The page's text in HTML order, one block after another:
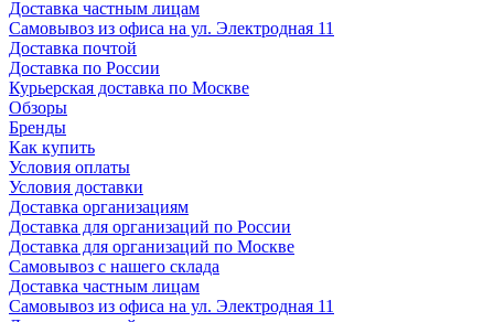
Доставка частным лицам
Самовывоз из офиса на ул. Электродная 11
Доставка почтой
Доставка по России
Курьерская доставка по Москве
Обзоры
Бренды
Как купить
Условия оплаты
Условия доставки
Доставка организациям
Доставка для организаций по России
Доставка для организаций по Москве
Самовывоз с нашего склада
Доставка частным лицам
Самовывоз из офиса на ул. Электродная 11